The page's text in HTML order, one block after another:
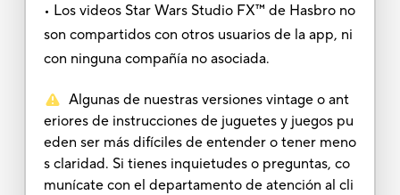
• Los videos Star Wars Studio FX™ de Hasbro no
son compartidos con otros usuarios de la app, ni
con ninguna compañía no asociada.
Algunas de nuestras versiones vintage o ant
eriores de instrucciones de juguetes y juegos pu
eden ser más difíciles de entender o tener meno
s claridad. Si tienes inquietudes o preguntas, co
munícate con el departamento de atención al cli